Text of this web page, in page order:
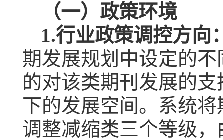
（一）政策环境
1.行业政策调控方向
期发展规划中设定的
的对该类期刊发展的
下的发展空间。系统
调整减缩类三个等级